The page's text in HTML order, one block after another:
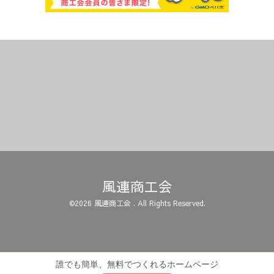
風連商工会
©2026 風連商工会 . All Rights Reserved.
誰でも簡単、無料でつくれるホームページ